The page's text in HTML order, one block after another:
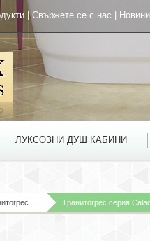
|Свържете се с нас Новини
ЛУКСОЗНИ ДУШ КАБИНИ
Гранитогрес серия